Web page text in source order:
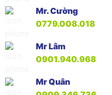
Mr. Cường
0779.008.018
Mr Lâm
0901.940.968
Mr Quân